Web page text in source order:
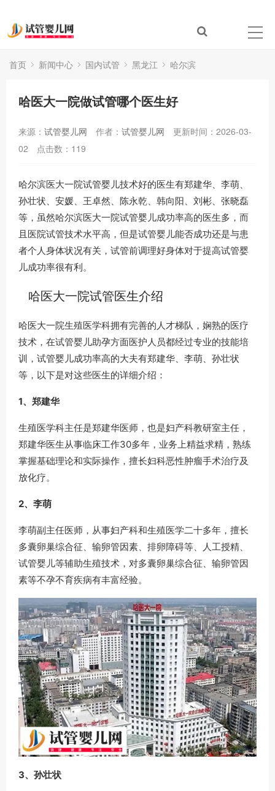
首页 新闻中心 国内试管 黑龙江 哈尔滨
哈医大一院做试管哪个医生好
来源： 试管婴儿网 作者： 试管婴儿网
更新时间：2026-03-
02
点击数： 119
哈尔滨医大一院试管婴儿技术好的医生有郑建华、李萌、
孙壮状、安媛、王卓然、陈永乾、韩向阳、刘彬、张晓磊
等，虽然哈尔滨医大一院试管婴儿成功率高的医生多，而
且医院试管技术水平高，但是试管婴儿能否成功还是与患
者个人身体状况有关，试管前调理好身体对于提高试管婴
儿成功率很有利。
哈医大一院试管医生介绍
哈医大一院生殖医学科拥有完善的人才梯队，娴熟的医疗
技术，在试管婴儿助孕方面医护人员都经过专业的技能培
训，试管婴儿成功率高的大夫有郑建华、李萌、孙壮状
等，以下是对这些医生的详细介绍：
1、郑建华
生殖医学科主任是郑建华医师，也是妇产科教研室主任，
郑建华医生从事临床工作30多年，业务上精益求精，熟练
掌握基础理论和实际操作，擅长妇科恶性肿瘤手术治疗及
放化疗。
2、李萌
李萌副主任医师，从事妇产科和生殖医学二十多年，擅长
多囊卵巢综合征、输卵管因素、排卵障碍等、人工授精、
试管婴儿等辅助生殖技术，对多囊卵巢综合征、输卵管因
素等不孕不育疾病有丰富经验。
3、孙壮状